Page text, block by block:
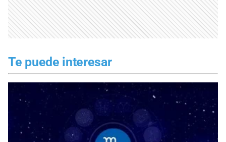
Te puede interesar